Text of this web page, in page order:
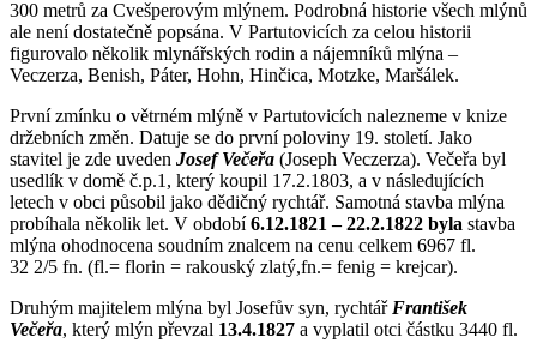
300 metrů za Cvešperovým mlýnem. Podrobná historie všech mlýnů
ale není dostatečně popsána. V Partutovicích za celou historii
figurovalo několik mlynářských rodin a nájemníků mlýna –
Veczerza, Benish, Páter, Hohn, Hinčica, Motzke, Maršálek.
První zmínku o větrném mlýně v Partutovicích nalezneme v knize
držebních změn. Datuje se do první poloviny 19. století. Jako
stavitel je zde uveden Josef Večeřa (Joseph Veczerza). Večeřa byl
usedlík v domě č.p.1, který koupil 17.2.1803, a v následujících
letech v obci působil jako dědičný rychtář. Samotná stavba mlýna
probíhala několik let. V období6.12.1821 – 22.2.1822 byla stavba
mlýna ohodnocena soudním znalcem na cenu celkem 6967 fl.
32 2/5 fn. (fl.= florin = rakouský zlatý,fn.= fenig = krejcar).
Druhým majitelem mlýna byl Josefův syn, rychtář František
Večeřa, který mlýn převzal 13.4.1827 a vyplatil otci částku 3440 fl.